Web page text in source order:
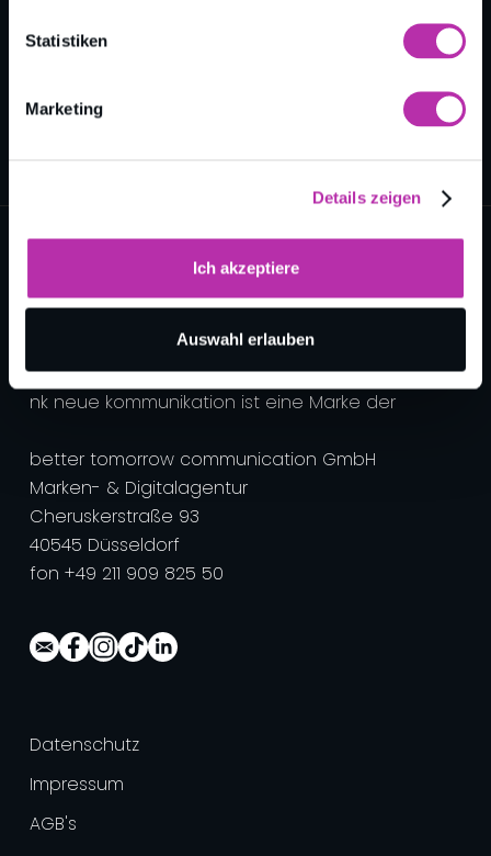
Statistiken
Marketing
Details zeigen
Ich akzeptiere
Auswahl erlauben
nk neue kommunikation ist eine Marke der
better tomorrow communication GmbH
Marken- & Digitalagentur
Cheruskerstraße 93
40545 Düsseldorf
fon +49 211 909 825 50
Datenschutz
Impressum
AGB's